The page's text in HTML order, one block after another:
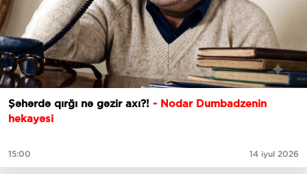
Şəhərdə qırğı nə gəzir axı?! - Nodar Dumbadzenin
hekayəsi
15:00 14 iyul 2026